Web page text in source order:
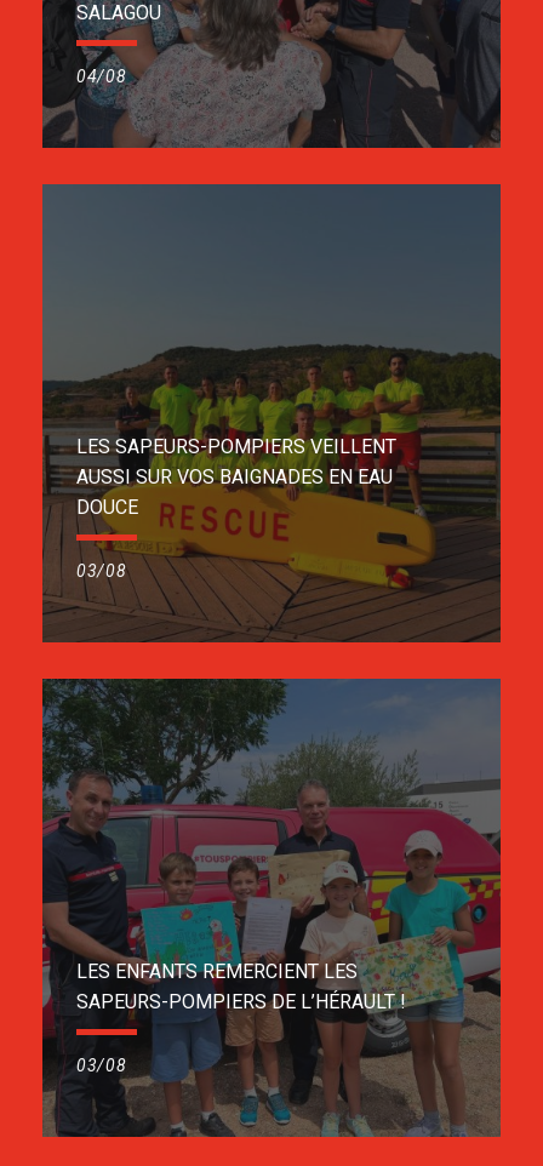
SALAGOU
04/08
LES SAPEURS-POMPIERS VEILLENT
AUSSI SUR VOS BAIGNADES EN EAU
DOUCE
03/08
LES ENFANTS REMERCIENT LES
SAPEURS-POMPIERS DE L’HÉRAULT !
03/08